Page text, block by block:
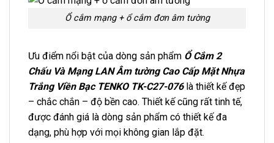
Ổ cắm mạng + ổ cắm đơn âm tường
Ưu điểm nổi bật của dòng sản phẩm Ổ Cắm 2
Chấu Và Mạng LAN Âm tường Cao Cấp Mặt Nhựa
Trắng Viền Bạc TENKO TK-C27-076là thiết kế đẹp
– chắc chắn – độ bền cao. Thiết kế cũng rất tinh tế,
được đánh giá là dòng sản phẩm có thiết kế đa
dạng, phù hợp với mọi không gian lắp đặt.